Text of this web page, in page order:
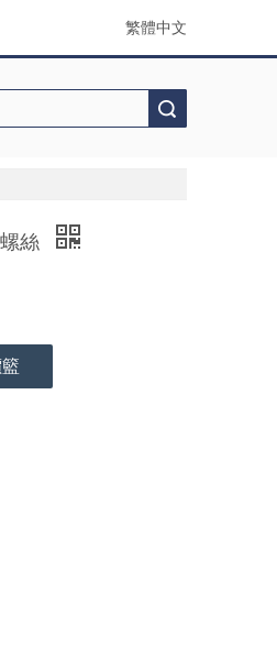
繁體中文
絲